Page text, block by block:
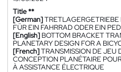
Title **
[German]
FÜR EIN FAHRRAD ODER EIN
[English] BOTTOM BRACKET
PLANETARY DESIGN FOR A
[French]TRANSMISSION DE JEU
CONCEPTION PLANÉTAIRE
À ASSISTANCE ÉLECTRIQUE